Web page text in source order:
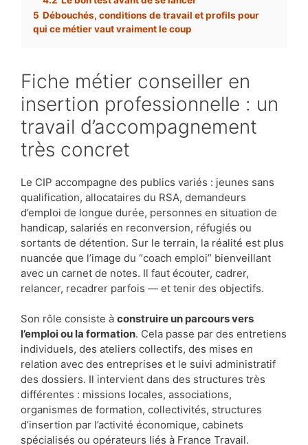
5 Débouchés, conditions de travail et profils pour
qui ce métier vaut vraiment le coup
Fiche métier conseiller en
insertion professionnelle : un
travail d’accompagnement
très concret
Le CIP accompagne des publics variés : jeunes sans
qualification, allocataires du RSA, demandeurs
d’emploi de longue durée, personnes en situation de
handicap, salariés en reconversion, réfugiés ou
sortants de détention. Sur le terrain, la réalité est plus
nuancée que l’image du “coach emploi” bienveillant
avec un carnet de notes. Il faut écouter, cadrer,
relancer, recadrer parfois — et tenir des objectifs.
Son rôle consiste à construire un parcours vers
l’emploi ou la formation. Cela passe par des entretiens
individuels, des ateliers collectifs, des mises en
relation avec des entreprises et le suivi administratif
des dossiers. Il intervient dans des structures très
différentes : missions locales, associations,
organismes de formation, collectivités, structures
d’insertion par l’activité économique, cabinets
spécialisés ou opérateurs liés à France Travail.